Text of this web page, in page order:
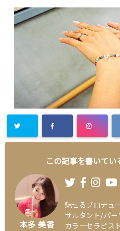
この記事を書いてい
本多 美香
魅せるプロデュ
サルタント/パ
カラーセラピス